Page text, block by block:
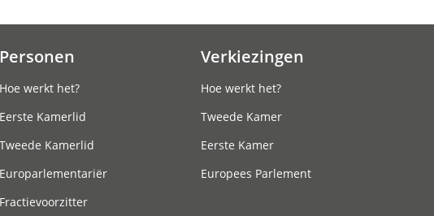
Personen
Hoe werkt het?
Eerste Kamerlid
Tweede Kamerlid
Europarlementariër
Fractievoorzitter
Verkiezingen
Hoe werkt het?
Tweede Kamer
Eerste Kamer
Europees Parlement